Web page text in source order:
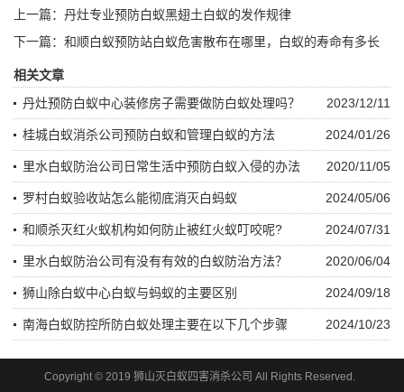
上一篇： 丹灶专业预防白蚁黑翅土白蚁的发作规律
下一篇： 和顺白蚁预防站白蚁危害散布在哪里，白蚁的寿命有多长
相关文章
2023/12/11
丹灶预防白蚁中心装修房子需要做防白蚁处理吗？
2024/01/26
桂城白蚁消杀公司预防白蚁和管理白蚁的方法
2020/11/05
里水白蚁防治公司日常生活中预防白蚁入侵的办法
2024/05/06
罗村白蚁验收站怎么能彻底消灭白蚂蚁
2024/07/31
和顺杀灭红火蚁机构如何防止被红火蚁叮咬呢?
2020/06/04
里水白蚁防治公司有没有有效的白蚁防治方法？
2024/09/18
狮山除白蚁中心白蚁与蚂蚁的主要区别
2024/10/23
南海白蚁防控所防白蚁处理主要在以下几个步骤
Copyright © 2019 狮山灭白蚁四害消杀公司 All Rights Reserved.